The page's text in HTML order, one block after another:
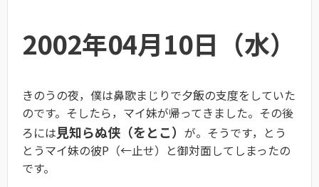
2002年04月10日（水）
きのうの夜，僕は鼻歌まじりで夕飯の支度をしていた
のです。そしたら，マイ妹が帰ってきました。その後
ろには見知らぬ侠（をとこ） が。そうです，とう
とうマイ妹の彼P（←止せ）と御対面してしまったの
です。